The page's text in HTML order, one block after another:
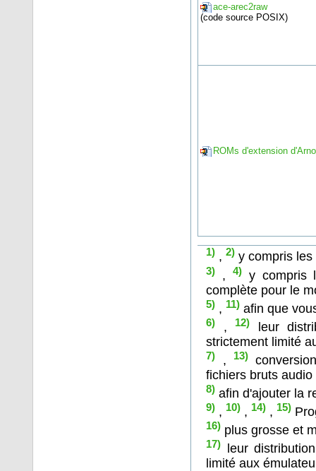
ace-arec2raw
(code source POSIX)
ROMs d'extension
1) ,2) y compris
3) , 4)y compris
complète pour le
5) , 11) afin que
6) , 12)
leur
strictement limité
7) , 13)
fichiers bruts audio
8) afin d'ajouter la
9) , 10) , 14) , 15)
16) plus grosse et
17) leur
limité aux